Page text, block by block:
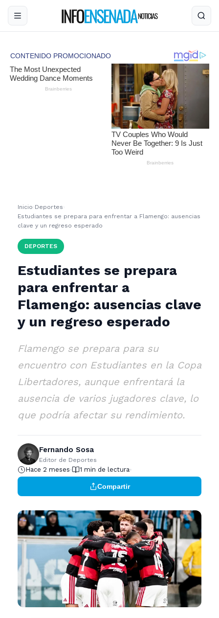
Inicio ›Deportes ›
Estudiantes se prepara para enfrentar a Flamengo: ausencias
clave y un regreso esperado
DEPORTES
Estudiantes se prepara
para enfrentar a
Flamengo: ausencias clave
y un regreso esperado
Flamengo se prepara para su
encuentro con Estudiantes en la Copa
Libertadores, aunque enfrentará la
ausencia de varios jugadores clave, lo
que podría afectar su rendimiento.
Fernando Sosa
Editor de Deportes
Hace 2 meses 1 min de lectura
Compartir